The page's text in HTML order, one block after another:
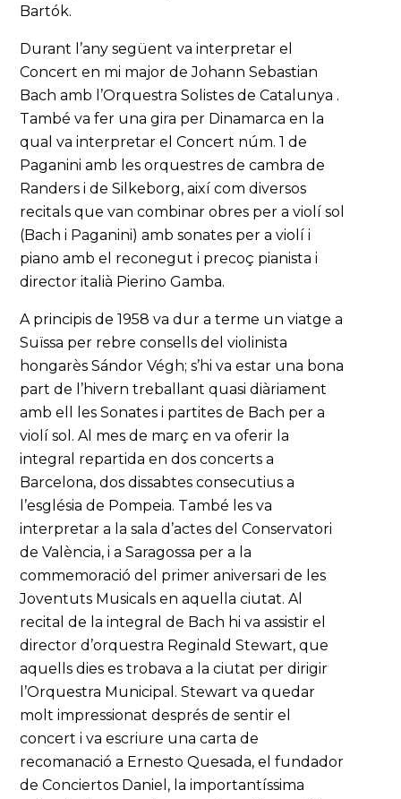
Bartók.
Durant l’any següent va interpretar el
Concert en mi major de Johann Sebastian
Bach amb l’Orquestra Solistes de Catalunya .
També va fer una gira per Dinamarca en la
qual va interpretar el Concert núm. 1 de
Paganini amb les orquestres de cambra de
Randers i de Silkeborg, així com diversos
recitals que van combinar obres per a violí sol
(Bach i Paganini) amb sonates per a violí i
piano amb el reconegut i precoç pianista i
director italià Pierino Gamba.
A principis de 1958 va dur a terme un viatge a
Suïssa per rebre consells del violinista
hongarès Sándor Végh; s’hi va estar una bona
part de l’hivern treballant quasi diàriament
amb ell les Sonates i partites de Bach per a
violí sol. Al mes de març en va oferir la
integral repartida en dos concerts a
Barcelona, dos dissabtes consecutius a
l’església de Pompeia. També les va
interpretar a la sala d’actes del Conservatori
de València, i a Saragossa per a la
commemoració del primer aniversari de les
Joventuts Musicals en aquella ciutat. Al
recital de la integral de Bach hi va assistir el
director d’orquestra Reginald Stewart, que
aquells dies es trobava a la ciutat per dirigir
l’Orquestra Municipal. Stewart va quedar
molt impressionat després de sentir el
concert i va escriure una carta de
recomanació a Ernesto Quesada, el fundador
de Conciertos Daniel, la importantíssima